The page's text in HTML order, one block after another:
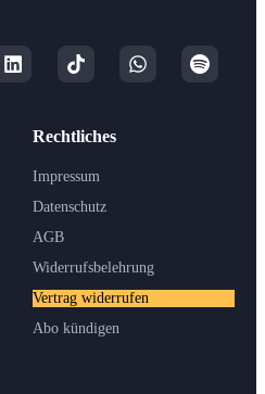
Rechtliches
Impressum
Datenschutz
AGB
Widerrufsbelehrung
Vertrag widerrufen
Abo kündigen